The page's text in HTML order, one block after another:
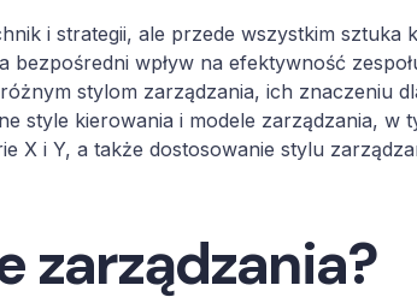
i strategii, ale przede wszystkim sztuka
bezpośredni wpływ na efektywność
stylom zarządzania, ich znaczeniu
style kierowania i modele zarządzania, w
X i Y, a także dostosowanie stylu
zarządzania?